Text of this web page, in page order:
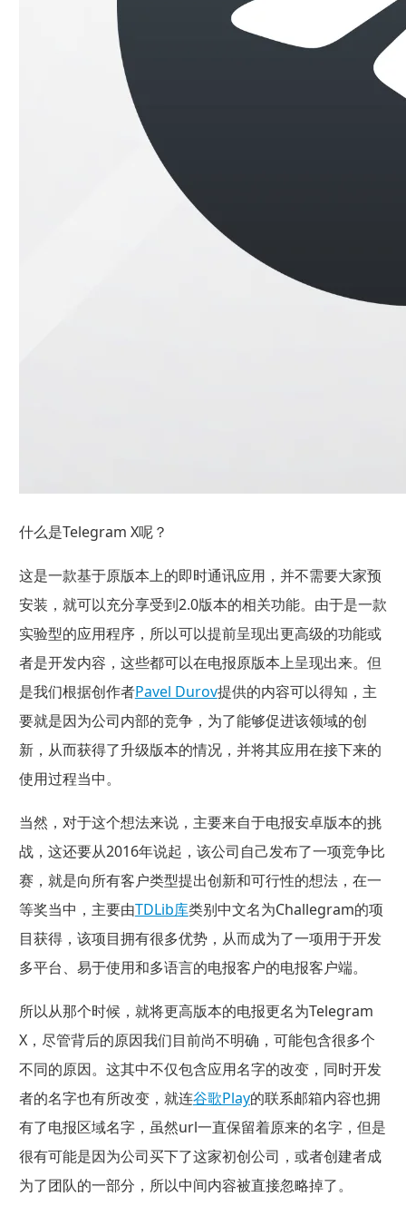
什么是Telegram X呢？
这是一款基于原版本上的即时通讯应用，并不需要大家预
安装，就可以充分享受到2.0版本的相关功能。由于是一款
实验型的应用程序，所以可以提前呈现出更高级的功能或
者是开发内容，这些都可以在电报原版本上呈现出来。但
是我们根据创作者Pavel Durov提供的内容可以得知，主
要就是因为公司内部的竞争，为了能够促进该领域的创
新，从而获得了升级版本的情况，并将其应用在接下来的
使用过程当中。
当然，对于这个想法来说，主要来自于电报安卓版本的挑
战，这还要从2016年说起，该公司自己发布了一项竞争比
赛，就是向所有客户类型提出创新和可行性的想法，在一
等奖当中，主要由TDLib库类别中文名为Challegram的项
目获得，该项目拥有很多优势，从而成为了一项用于开发
多平台、易于使用和多语言的电报客户的电报客户端。
所以从那个时候，就将更高版本的电报更名为Telegram
X，尽管背后的原因我们目前尚不明确，可能包含很多个
不同的原因。这其中不仅包含应用名字的改变，同时开发
者的名字也有所改变，就连谷歌Play的联系邮箱内容也拥
有了电报区域名字，虽然url一直保留着原来的名字，但是
很有可能是因为公司买下了这家初创公司，或者创建者成
为了团队的一部分，所以中间内容被直接忽略掉了。